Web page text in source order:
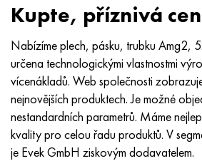
Kupte, příznivá
Nabízíme plech, pásku, trubku Amg2,
určena technologickými vlastnostmi
vícenákladů. Web společnosti
nejnovějších produktech. Je možné
nestandardních parametrů. Máme
kvality pro celou řadu produktů. V
je Evek GmbH ziskovým dodavatelem.
Nimonic 80a
Nimonic 90
Nimonic 263
Haynes 25
Termobimetaly
Přesná trubka
N65M, EP982
H70MFV
Slitina 926 - 1,4529
AM-350 – AM-5548
AM-355 – AM-5547
Custom 450® - uns S45000
40Х9С2
45Х14Н14В2М
50X14MF
65X13
35hgsa, 35hgsa
ac35g2, 36smnpb14, 1.0765
38x2n2ma, 34CrNiMo6,
40hn2ma, 34CrNiMo4, 36hnm